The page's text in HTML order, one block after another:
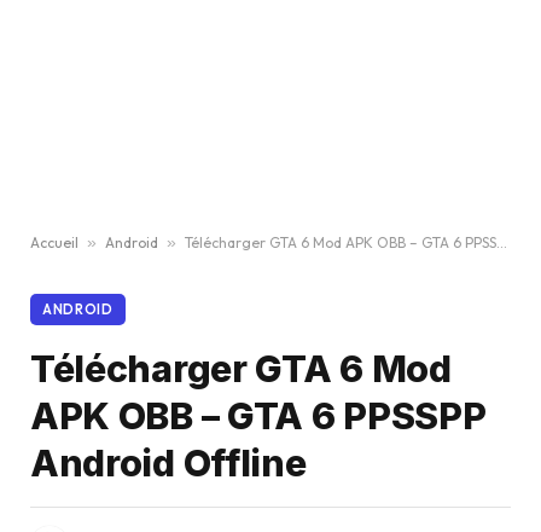
Accueil » Android » Télécharger GTA 6 Mod APK OBB – GTA 6 PPSSPP Android Offline
ANDROID
Télécharger GTA 6 Mod
APK OBB – GTA 6 PPSSPP
Android Offline